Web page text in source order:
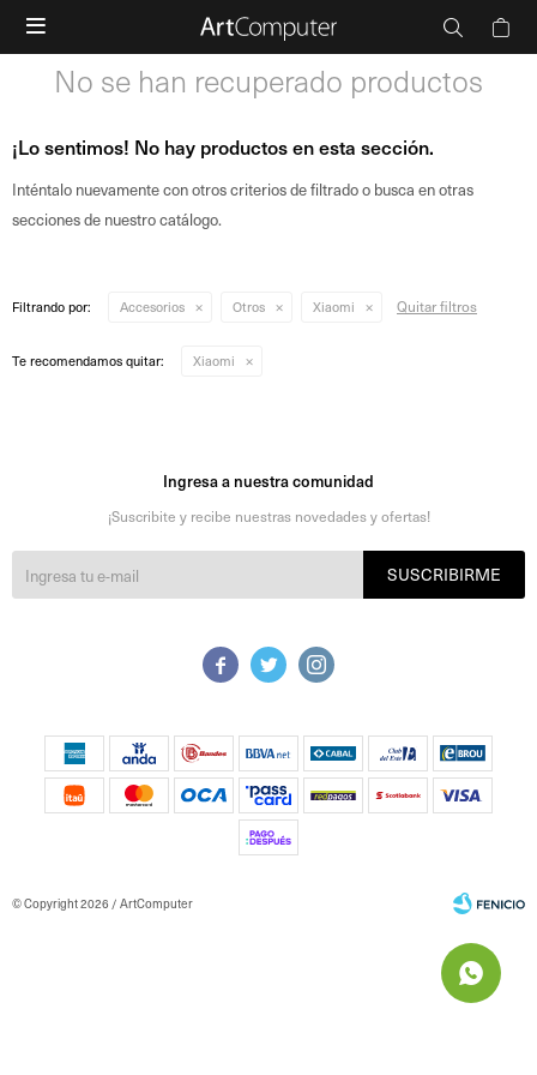

No se han recuperado productos
¡Lo sentimos! No hay productos en esta sección.
Inténtalo nuevamente con otros criterios de filtrado o busca en otras
secciones de nuestro catálogo.
Filtrando por: Accesorios Otros Xiaomi Quitar filtros
Te recomendamos quitar: Xiaomi
  
Ingresa a nuestra comunidad
¡Suscribite y recibe nuestras novedades y ofertas!
SUSCRIBIRME
© Copyright 2026 / ArtComputer